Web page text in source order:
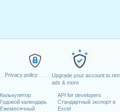
Privacy policy
Upgrade your account to
ads & more
Калькулятор
Годовой календарь
Ежемесячный
API for developers
Стандартный экспорт в
Excel